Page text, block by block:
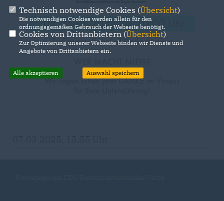
Technisch notwendige Cookies (Übersicht)
Die notwendigen Cookies werden allein für den
ordnungsgemäßen Gebrauch der Webseite benötigt.
Cookies von Drittanbietern (Übersicht)
Zur Optimierung unserer Webseite binden wir Dienste und
Angebote von Drittanbietern ein.
Alle akzeptieren Auswahl speichern